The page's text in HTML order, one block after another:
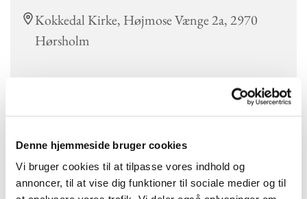
Denne hjemmeside bruger cookies
Vi bruger cookies til at tilpasse vores indhold og
annoncer, til at vise dig funktioner til sociale medier og til
Kokkedal Kirke, Højmose Vænge 2a, 2970
Hørsholm
Der er lektiecafé hver mandag kl. 16.00 i Kokkedal Kirke for
udfordringer.
Lektiecaféen drives af en gruppe engagerede frivillige med
forskellige baggrunde, herunder pensionerede lærere, studerende
og frivillige fra andre fagområder.